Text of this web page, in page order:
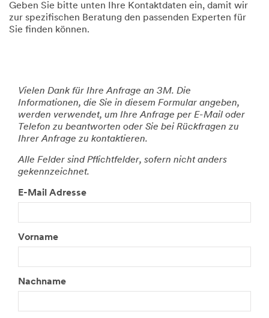
Geben Sie bitte unten Ihre Kontaktdaten ein, damit wir
zur spezifischen Beratung den passenden Experten für
Sie finden können.
Vielen Dank für Ihre Anfrage an 3M. Die
Informationen, die Sie in diesem Formular angeben,
werden verwendet, um Ihre Anfrage per E-Mail oder
Telefon zu beantworten oder Sie bei Rückfragen zu
Ihrer Anfrage zu kontaktieren.
Alle Felder sind Pflichtfelder, sofern nicht anders
gekennzeichnet.
E-Mail Adresse
Vorname
Nachname